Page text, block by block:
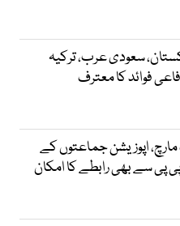
سعودی عرب، ترکیہ
فوائد کا معترف
اپوزیشن جماعتوں کے
پی سے بھی رابطے کا امکان